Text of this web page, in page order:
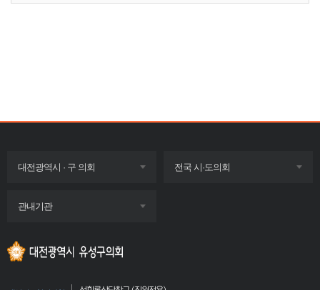
대전광역시 · 구 의회 전국 시·도의회
관내기관